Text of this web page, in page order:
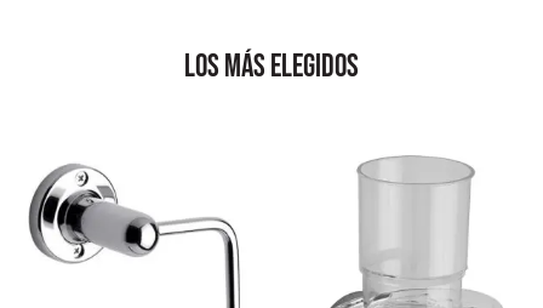
los más elegidos